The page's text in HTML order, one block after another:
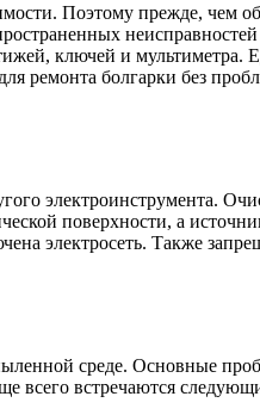
Поэтому прежде, чем
ключей и мультиметра.
ремонта болгарки без
электроинструмента.
поверхности, а
электросеть. Также
среде. Основные
всего встречаются